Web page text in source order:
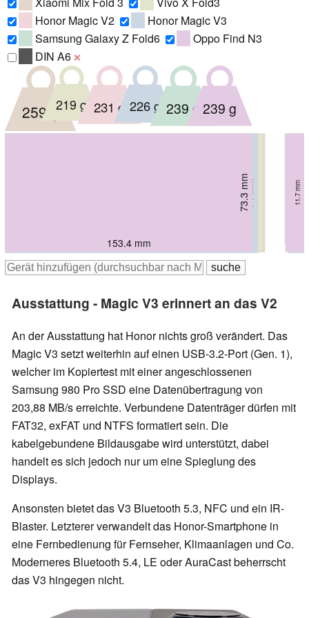
Honor Magic V2
Honor Magic V3
Samsung Galaxy Z Fold6
Oppo Find N3
DIN A6 ❌
161.2 mm
73.5 mm 10.96 mm
259 g
159.96 mm
72.7 mm 10.2 mm
219 g
156.7 mm
74 mm 10.1 mm
231 g
156.6 mm
74 mm 9.2 mm
226 g
68.1 mm 12.1 mm
239 g
153.4 mm
73.3 mm 11.7 mm
239 g
Ausstattung - Magic V3 erinnert an das V2
An der Ausstattung hat Honor nichts groß verändert. Das
Magic V3 setzt weiterhin auf einen USB-3.2-Port (Gen. 1),
welcher im Kopiertest mit einer angeschlossenen
Samsung 980 Pro SSD eine Datenübertragung von
203,88 MB/s erreichte. Verbundene Datenträger dürfen mit
FAT32, exFAT und NTFS formatiert sein. Die
kabelgebundene Bildausgabe wird unterstützt, dabei
handelt es sich jedoch nur um eine Spieglung des
Displays.
Ansonsten bietet das V3 Bluetooth 5.3, NFC und ein IR-
Blaster. Letzterer verwandelt das Honor-Smartphone in
eine Fernbedienung für Fernseher, Klimaanlagen und Co.
Moderneres Bluetooth 5.4, LE oder AuraCast beherrscht
das V3 hingegen nicht.